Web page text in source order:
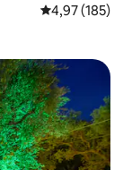
Gemiddelde
4,97 (185)